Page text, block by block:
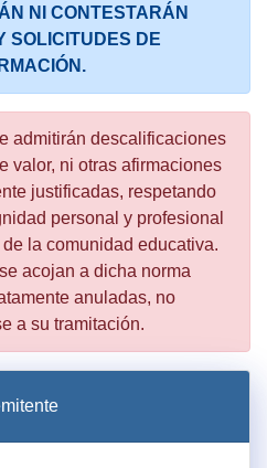
NI CONTESTARÁN
SOLICITUDES DE
admitirán descalificaciones
valor, ni otras afirmaciones
justificadas, respetando
personal y profesional
la comunidad educativa.
acojan a dicha norma
anuladas, no
a su tramitación.